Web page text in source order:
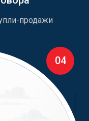
продажи
04